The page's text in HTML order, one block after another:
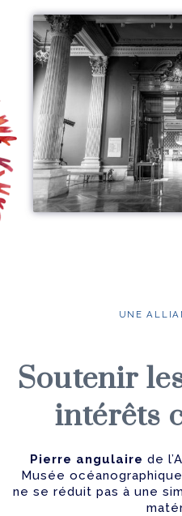
UNE
Soutenir
intérêts
Pierre angulaire de
Musée
ne se réduit pas à une